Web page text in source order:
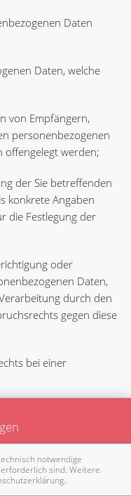
Daten
Daten, welche
von Empfängern,
personenbezogenen
offengelegt werden;
der Sie betreffenden
konkrete Angaben
die Festlegung der
oder
Daten,
durch den
gegen diese
bei einer
die Herkunft der
nicht bei der
Entscheidungsfindung
1 und 4 DS-GVO
notwendige
sind. Weitere
.